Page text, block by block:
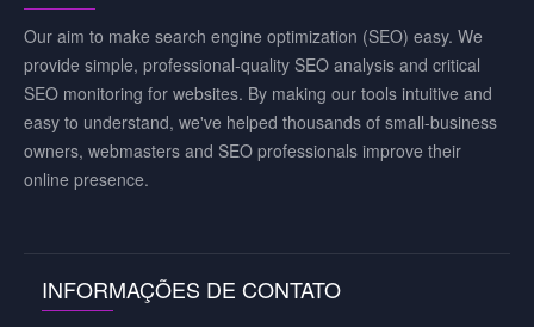
Our aim to make search engine optimization (SEO) easy. We
provide simple, professional-quality SEO analysis and critical
SEO monitoring for websites. By making our tools intuitive and
easy to understand, we've helped thousands of small-business
owners, webmasters and SEO professionals improve their
online presence.
INFORMAÇÕES DE CONTATO